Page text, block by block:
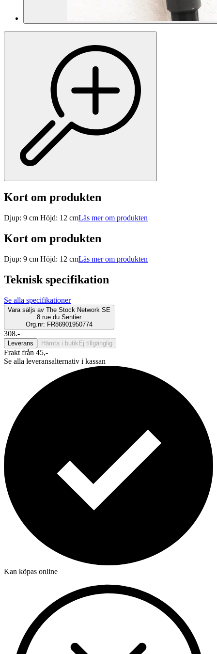
Kort om produkten
Djup: 9 cm Höjd: 12 cmLäs mer om produkten
Kort om produkten
Djup: 9 cm Höjd: 12 cmLäs mer om produkten
Teknisk specifikation
Se alla specifikationer
Vara säljs av The Stock Network SE
8 rue du Sentier
Org.nr: FR86901950774
308.-
Leverans Hämta i butik Ej tillgänglig
Frakt från 45,-
Se alla leveransalternativ i kassan
Kan köpas online